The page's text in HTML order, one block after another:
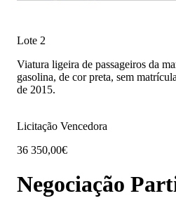
Lote 2
Viatura ligeira de passageiros da
gasolina, de cor preta, sem
de 2015.
Licitação Vencedora
36 350,00€
Negociação